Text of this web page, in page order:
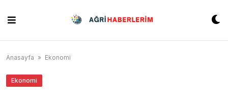
content
Anasayfa » Ekonomi
Ekonomi